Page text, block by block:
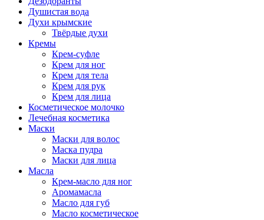
Душистая вода
Духи крымские
Твёрдые духи
Кремы
Крем-суфле
Крем для ног
Крем для тела
Крем для рук
Крем для лица
Косметическое молочко
Лечебная косметика
Маски
Маски для волос
Маска пудра
Маски для лица
Масла
Крем-масло для ног
Аромамасла
Масло для губ
Масло косметическое